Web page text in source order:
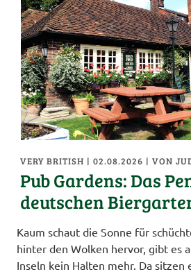
VERY BRITISH | 02.08.2026 | VON
Pub Gardens: Das
deutschen
Kaum schaut die Sonne für
hinter den Wolken hervor, gibt es
Inseln kein Halten mehr. Da sitzen